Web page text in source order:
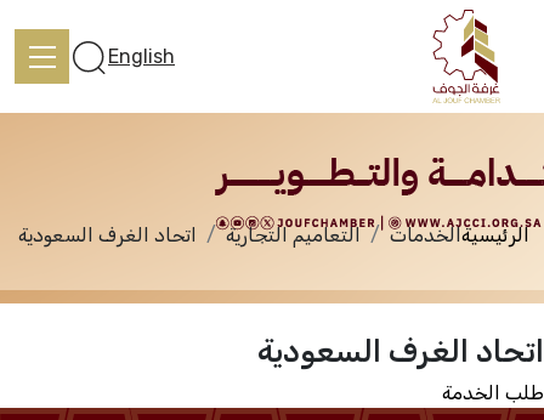
تعرف علينا
English
الخدمات
الرئيسيةالخدمات التعاميم التجارية اتحاد الغرف السعودية
اتحاد الغرف السعودية
طلب الخدمة